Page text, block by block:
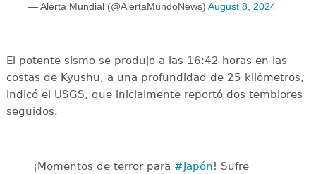
— Alerta Mundial (@AlertaMundoNews) August 8, 2024
El potente sismo se produjo a las 16:42 horas en las
costas de Kyushu, a una profundidad de 25 kilómetros,
indicó el USGS, que inicialmente reportó dos temblores
seguidos.
¡Momentos de terror para #Japón! Sufre